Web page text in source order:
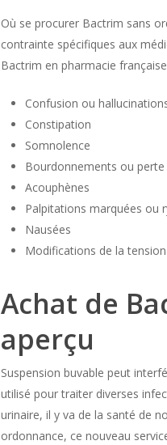
Où se procurer Bactrim sans
contrainte spécifiques aux
Bactrim en pharmacie
Confusion ou
Constipation
Somnolence
Bourdonnements ou
Acouphènes
Palpitations marquées ou
Nausées
Modifications de la
Achat de
aperçu
Suspension buvable peut
utilisé pour traiter diverses
urinaire, il y va de la santé de
ordonnance, ce nouveau